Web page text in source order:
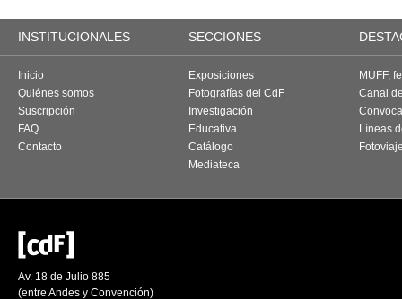
INSTITUCIONALES SECCIONES
Inicio
Quiénes somos
Suscripción
FAQ
Contacto
Exposiciones
Fotografías del CdF
Investigación
Educativa
Catálogo
Mediateca
MUFF,
Canal
Líneas
Av. 18 de Julio 885
(entre Andes y Convención)